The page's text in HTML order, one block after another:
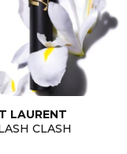
LAURENT
CLASH